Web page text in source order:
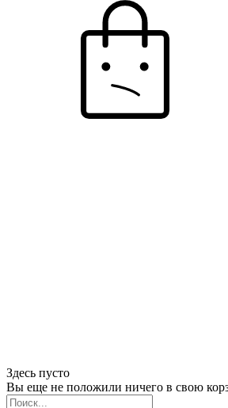
Здесь пусто
Вы еще не положили ничего в свою